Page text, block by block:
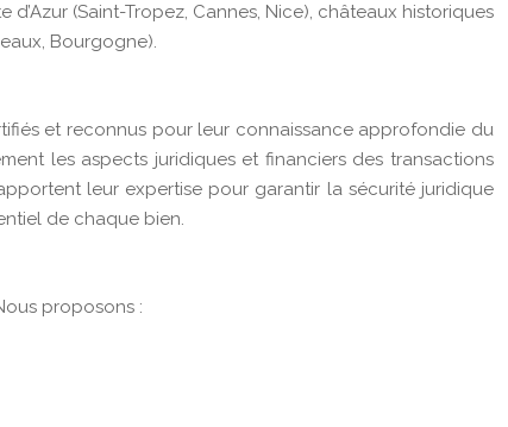
(Saint-Tropez, Cannes, Nice), châteaux historiques
Bourgogne).
et reconnus pour leur connaissance approfondie du
les aspects juridiques et financiers des transactions
leur expertise pour garantir la sécurité juridique
de chaque bien.
proposons :